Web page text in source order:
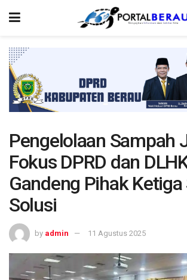
Pengelolaan Sampah
Fokus DPRD dan
Gandeng Pihak
Solusi
by admin 11 Agustus 2025